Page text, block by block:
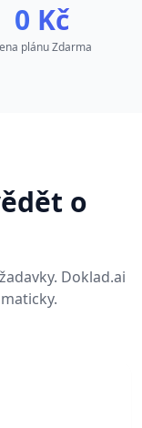
0 Kč
plánu Zdarma
o
Doklad.ai